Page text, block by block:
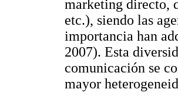
marketing directo,
etc.), siendo las
importancia han
2007). Esta
comunicación se
mayor